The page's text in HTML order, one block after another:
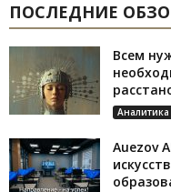
ПОСЛЕДНИЕ
Всем
Аналитика
Auezov